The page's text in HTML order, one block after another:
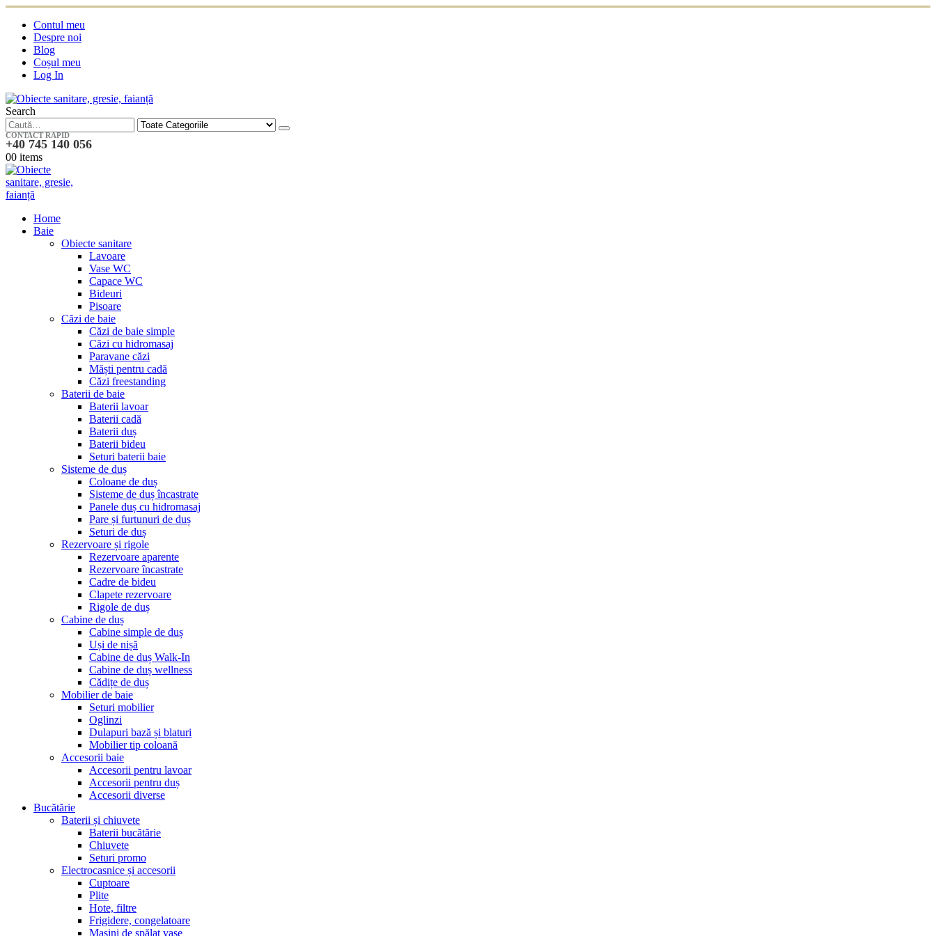
Contul meu
Despre noi
Blog
Coșul meu
Log In
Search
CONTACT RAPID
+40 745 140 056
00 items
Home
Baie
Obiecte sanitare
Lavoare
Vase WC
Capace WC
Bideuri
Pisoare
Căzi de baie
Căzi de baie simple
Căzi cu hidromasaj
Paravane căzi
Măști pentru cadă
Căzi freestanding
Baterii de baie
Baterii lavoar
Baterii cadă
Baterii duș
Baterii bideu
Seturi baterii baie
Sisteme de duș
Coloane de duș
Sisteme de duș încastrate
Panele duș cu hidromasaj
Pare și furtunuri de duș
Seturi de duș
Rezervoare și rigole
Rezervoare aparente
Rezervoare încastrate
Cadre de bideu
Clapete rezervoare
Rigole de duș
Cabine de duș
Cabine simple de duș
Uși de nișă
Cabine de duș Walk-In
Cabine de duș wellness
Cădițe de duș
Mobilier de baie
Seturi mobilier
Oglinzi
Dulapuri bază și blaturi
Mobilier tip coloană
Accesorii baie
Accesorii pentru lavoar
Accesorii pentru duș
Accesorii diverse
Bucătărie
Baterii și chiuvete
Baterii bucătărie
Chiuvete
Seturi promo
Electrocasnice și accesorii
Cuptoare
Plite
Hote, filtre
Frigidere, congelatoare
Mașini de spălat vase